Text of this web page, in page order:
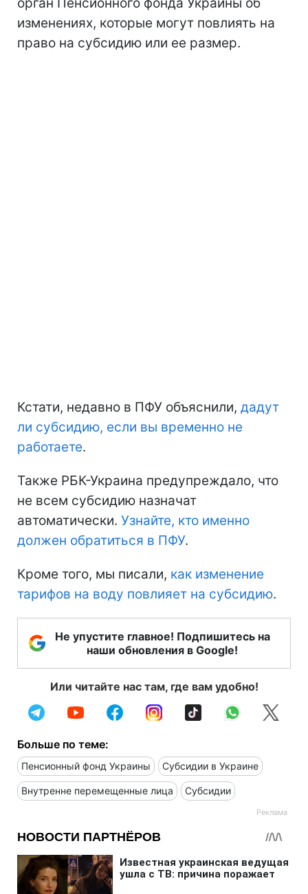
изменениях, которые могут повлиять на
право на субсидию или ее размер.
Кстати, недавно в ПФУ объяснили, дадут
ли субсидию, если вы временно не
работаете.
Также РБК-Украина предупреждало, что
не всем субсидию назначат
автоматически. Узнайте, кто именно
должен обратиться в ПФУ.
Кроме того, мы писали, как изменение
тарифов на воду повлияет на субсидию.
Не упустите главное! Подпишитесь на
наши обновления в Google!
Или читайте нас там, где вам удобно!
Больше по теме:
Пенсионный фонд Украины Субсидии в Украине
Внутренне перемещенные лица Субсидии